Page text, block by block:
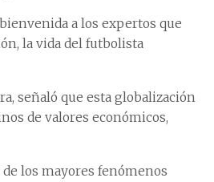
a los expertos que
la vida del futbolista
señaló que esta globalización
de valores económicos,
los mayores fenómenos